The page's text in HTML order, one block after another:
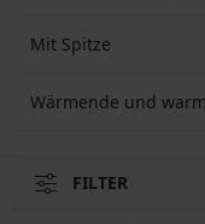
Mit Spitze
Wärmende und
FILTER